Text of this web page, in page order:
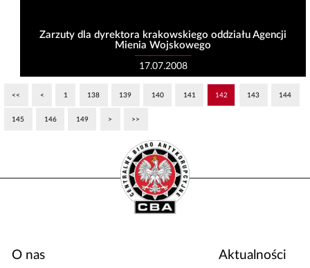
Zarzuty dla dyrektora krakowskiego oddziału Agencji
Mienia Wojskowego
17.07.2008
<< < 1 138 139 140 141 142 143 144
145 146 149 > >>
O nas
Aktualności